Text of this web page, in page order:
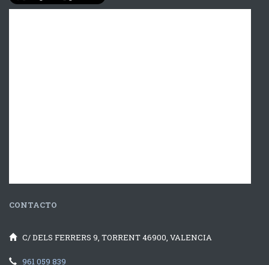
CONTACTO
C/ DELS FERRERS 9, TORRENT 46900, VALENCIA
961 059 839